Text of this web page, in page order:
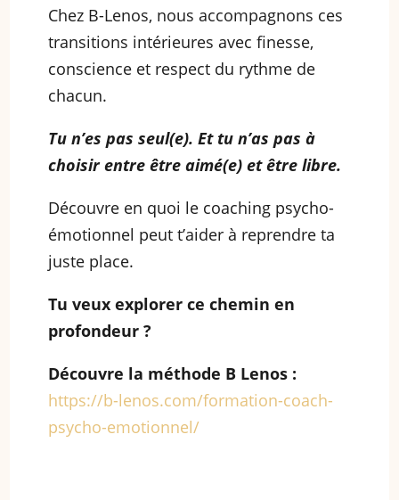
Chez B-Lenos, nous accompagnons ces
transitions intérieures avec finesse,
conscience et respect du rythme de
chacun.
Tu n’es pas seul(e). Et tu n’as pas à
choisir entre être aimé(e) et être libre.
Découvre en quoi le coaching psycho-
émotionnel peut t’aider à reprendre ta
juste place.
Tu veux explorer ce chemin en
profondeur ?
Découvre la méthode B Lenos :
https://b-lenos.com/formation-coach-
psycho-emotionnel/